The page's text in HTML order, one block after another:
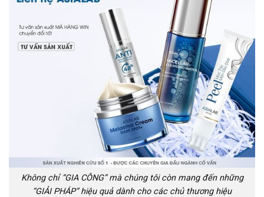
Không chỉ “GIA CÔNG” mà chúng tôi còn mang đến những
“GIẢI PHÁP” hiệu quả dành cho các chủ thương hiệu